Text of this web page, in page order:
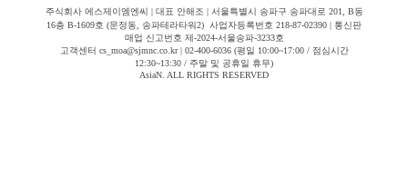
주식회사 에스제이엠엔씨 | 대표 안해조 | 서울특별시 송파구 송파대로 201, B동
16층 B-1609호 (문정동, 송파테라타워2) 사업자등록번호 218-87-02390 | 통신판
매업 신고번호 제-2024-서울송파-3233호
고객센터 cs_moa@sjmnc.co.kr | 02-400-6036 (평일 10:00~17:00 / 점심시간
12:30~13:30 / 주말 및 공휴일 휴무)
AsiaN. ALL RIGHTS RESERVED